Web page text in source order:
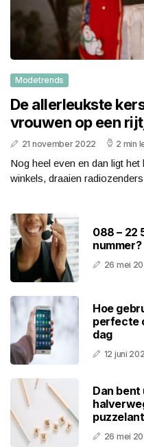
Modetrends
De allerleukste
vrouwen op een
21 november 2022 2 min
Nog heel even en dan ligt
winkels, draaien
088 – 22
nummer?
26 mei
Hoe
perfecte
dag
12 juni
Dan bent
26 mei